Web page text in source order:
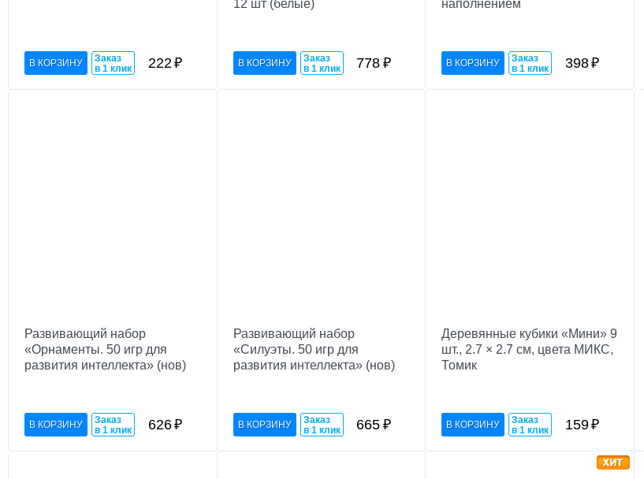
Заказ
в 1 клик
222₽
12 шт (белые)
Заказ
в 1 клик
778₽
наполнением
Заказ
в 1 клик
398₽
Развивающий набор
«Орнаменты. 50 игр для
развития интеллекта» (нов)
Заказ
в 1 клик
626₽
Развивающий набор
«Силуэты. 50 игр для
развития интеллекта» (нов)
Заказ
в 1 клик
665₽
Деревянные кубики «Мини» 9
шт., 2.7 × 2.7 см, цвета МИКС,
Томик
Заказ
в 1 клик
159₽